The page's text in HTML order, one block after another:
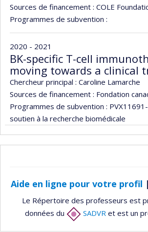
Sources de financement : COLE
Programmes de subvention :
2020 - 2021
BK-specific T-cell
moving towards a clinical
Chercheur principal : Caroline Lamarche
Sources de financement : Fondation
Programmes de subvention :
soutien à la recherche biomédicale
Aide en ligne pour votre profil |
Le Répertoire des professeurs est
données du
SADVR et est un